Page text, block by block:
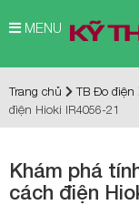
MENU
Trang chủ TB Đo điện
điện Hioki IR4056-21
Khám phá
cách điện